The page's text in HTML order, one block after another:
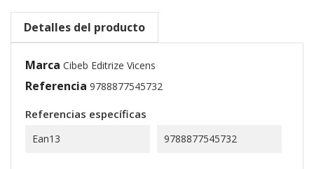
Detalles del producto
Marca Cibeb Editrize Vicens
Referencia 9788877545732
Referencias específicas
Ean13 9788877545732